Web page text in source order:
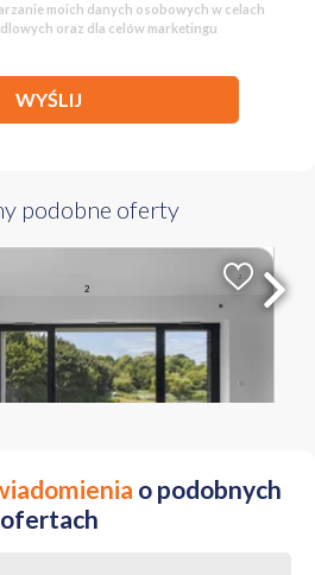
moich danych osobowych w celach
oraz dla celów marketingu
WYŚLIJ
podobne oferty
126 m2
Cena za m2
30 952 PLN
Mokotów ul. Piaseczyńska
o podobnych
ofertach